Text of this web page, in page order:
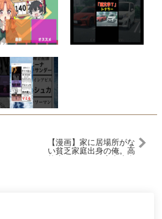
【漫画】家に居場所がな
い貧乏家庭出身の俺。高